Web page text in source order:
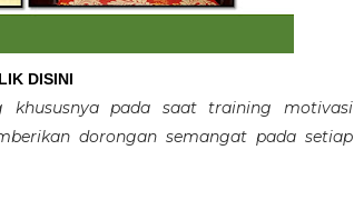
DISINI
khususnya pada saat training motivasi
dorongan semangat pada setiap